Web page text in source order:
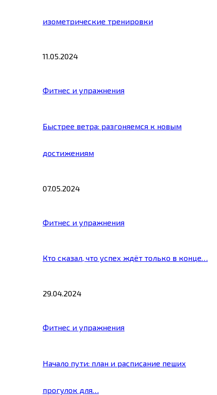
изометрические тренировки
11.05.2024
Фитнес и упражнения
Быстрее ветра: разгоняемся к новым
достижениям
07.05.2024
Фитнес и упражнения
Кто сказал, что успех ждёт только в конце…
29.04.2024
Фитнес и упражнения
Начало пути: план и расписание пеших
прогулок для…